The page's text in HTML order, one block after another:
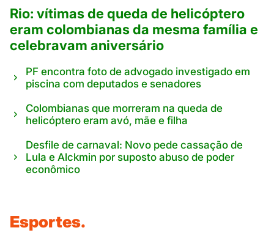
Rio: vítimas de queda de helicóptero
eram colombianas da mesma família e
celebravam aniversário
PF encontra foto de advogado investigado em
piscina com deputados e senadores
Colombianas que morreram na queda de
helicóptero eram avó, mãe e filha
Desfile de carnaval: Novo pede cassação de
Lula e Alckmin por suposto abuso de poder
econômico
Esportes.